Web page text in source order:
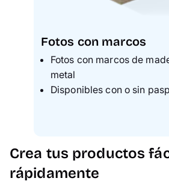
Fotos con marcos
Fotos con marcos de
metal
Disponibles con o sin
Crea tus productos
rápidamente